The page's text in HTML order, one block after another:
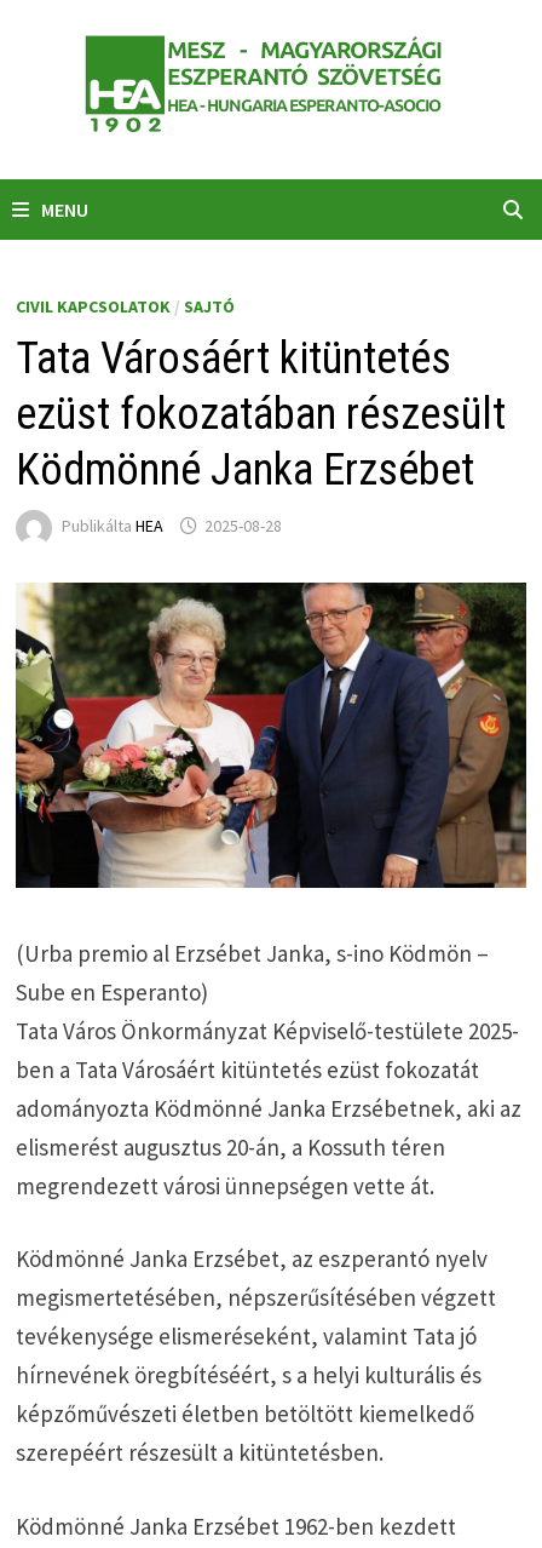
MENU
CIVIL KAPCSOLATOK/ SAJTÓ
Tata Városáért kitüntetés
ezüst fokozatában részesült
Ködmönné Janka Erzsébet
Publikálta HEA 2025-08-28
(Urba premio al Erzsébet Janka, s-ino Ködmön –
Sube en Esperanto)
Tata Város Önkormányzat Képviselő-testülete 2025-
ben a Tata Városáért kitüntetés ezüst fokozatát
adományozta Ködmönné Janka Erzsébetnek, aki az
elismerést augusztus 20-án, a Kossuth téren
megrendezett városi ünnepségen vette át.
Ködmönné Janka Erzsébet, az eszperantó nyelv
megismertetésében, népszerűsítésében végzett
tevékenysége elismeréseként, valamint Tata jó
hírnevének öregbítéséért, s a helyi kulturális és
képzőművészeti életben betöltött kiemelkedő
szerepéért részesült a kitüntetésben.
Ködmönné Janka Erzsébet 1962-ben kezdett